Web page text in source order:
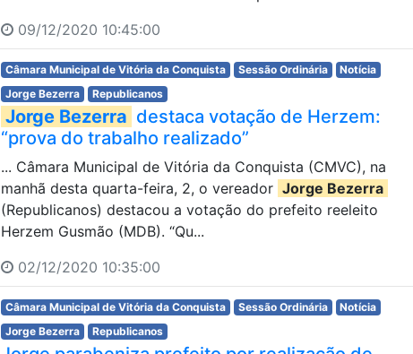
09/12/2020 10:45:00
Câmara Municipal de Vitória da Conquista Sessão Ordinária
Notícia
Jorge Bezerra
Republicanos
Jorge Bezerra destaca votação de Herzem:
“prova do trabalho realizado”
... Câmara Municipal de Vitória da Conquista (CMVC), na
manhã desta quarta-feira, 2, o vereador Jorge Bezerra
(Republicanos) destacou a votação do prefeito reeleito
Herzem Gusmão (MDB). “Qu...
02/12/2020 10:35:00
Câmara Municipal de Vitória da Conquista Sessão Ordinária
Notícia
Jorge Bezerra
Republicanos